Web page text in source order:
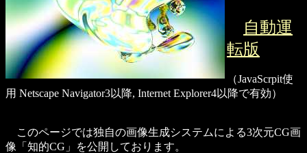
自動運
転版
（JavaScrpit使
用 Netscape Navigator3以降, Internet Explorer4以降で有効）
このページでは独自の画像生成システムによる3次元CG画
像「知的CG」を公開しております。